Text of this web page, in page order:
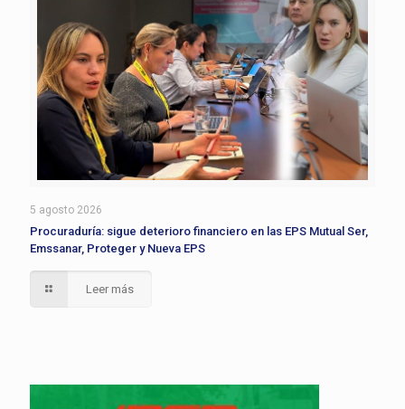
5 agosto 2026
Procuraduría: sigue deterioro financiero en las EPS Mutual Ser,
Emssanar, Proteger y Nueva EPS
Leer más